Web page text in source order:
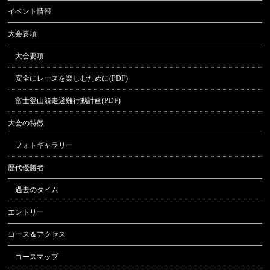
イベント情報
大会要項
大会要項
安全にレースを楽しむために(PDF)
富士登山競走避難行動計画(PDF)
大会の特徴
フォトギャラリー
歴代優勝者
過去のタイム
エントリー
コース＆アクセス
コースマップ